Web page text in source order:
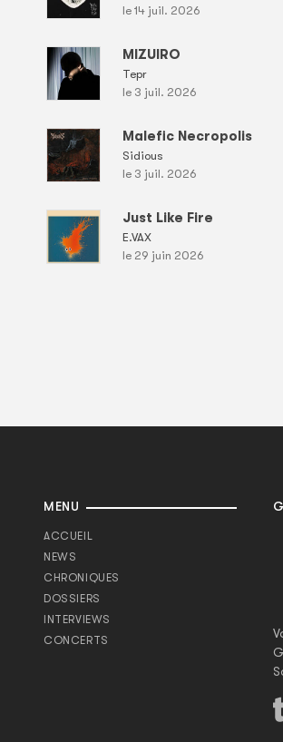
le 14 juil. 2026
MIZUIRO
Tepr
le 3 juil. 2026
Malefic Necropolis
Sidious
le 3 juil. 2026
Just Like Fire
E.VAX
le 29 juin 2026
MENU
ACCUEIL
NEWS
CHRONIQUES
DOSSIERS
INTERVIEWS
CONCERTS